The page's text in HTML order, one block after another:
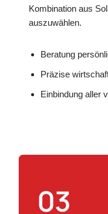
Kombination aus
auszuwählen.
Beratung
Präzise
Einbindung aller